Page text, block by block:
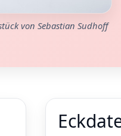
von Sebastian Sudhoff